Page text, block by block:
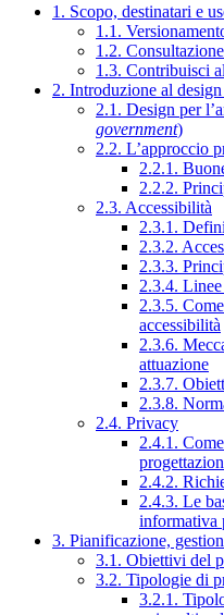
1. Scopo, destinatari e
1.1.
1.2.
1.3. Contribuisci
2. Introduzione al
2.1. Design per
government)
2.2. L’approccio
2.2.1.
2.2.2.
2.3. Accessibilità
2.3.1.
2.3.2.
2.3.3.
2.3.4.
2.3.5.
accessibilità
2.3.6.
attuazione
2.3.7.
2.3.8.
2.4. Privacy
2.4.1.
2.4.2.
2.4.3. Le
informativa
3. Pianificazione,
3.1. Obiettivi del
3.2. Tipologie di
3.2.1.